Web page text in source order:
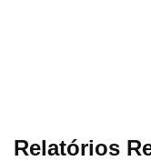
Relatórios